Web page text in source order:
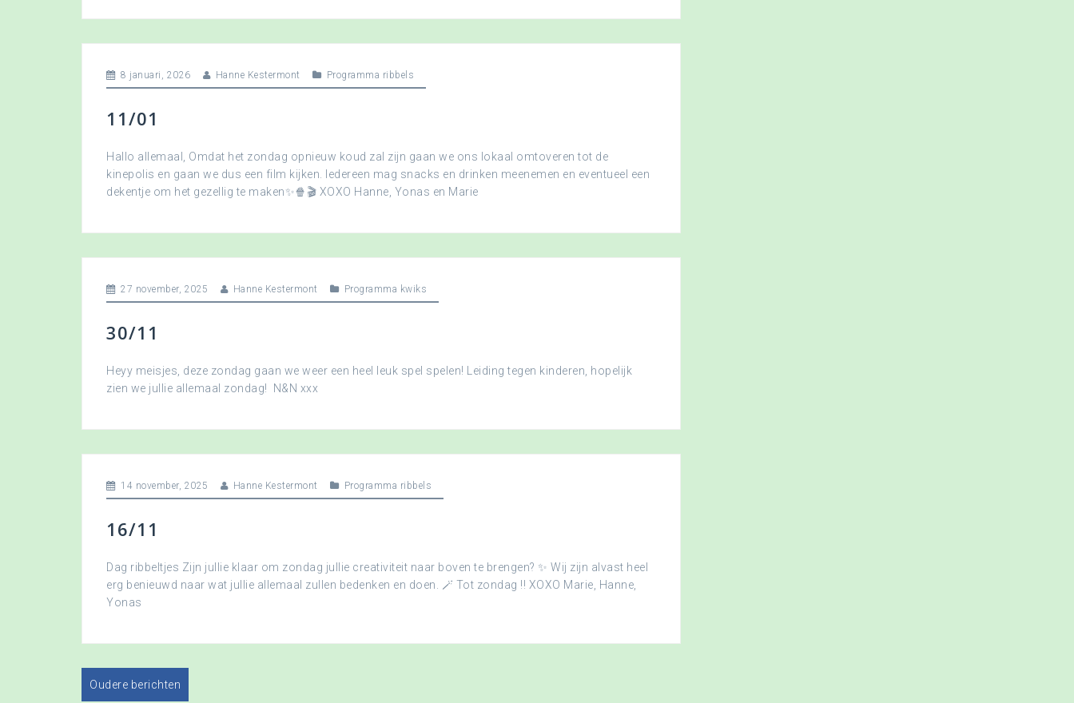
8 januari, 2026 Hanne Kestermont Programma ribbels
11/01
Hallo allemaal, Omdat het zondag opnieuw koud zal zijn gaan we ons lokaal omtoveren tot de
kinepolis en gaan we dus een film kijken. Iedereen mag snacks en drinken meenemen en eventueel een
dekentje om het gezellig te maken✨🍿🎬 XOXO Hanne, Yonas en Marie
27 november, 2025 Hanne Kestermont Programma kwiks
30/11
Heyy meisjes, deze zondag gaan we weer een heel leuk spel spelen! Leiding tegen kinderen, hopelijk
zien we jullie allemaal zondag! N&N xxx
14 november, 2025 Hanne Kestermont Programma ribbels
16/11
Dag ribbeltjes Zijn jullie klaar om zondag jullie creativiteit naar boven te brengen? ✨ Wij zijn alvast heel
erg benieuwd naar wat jullie allemaal zullen bedenken en doen. 🪄 Tot zondag !! XOXO Marie, Hanne,
Yonas
Oudere berichten